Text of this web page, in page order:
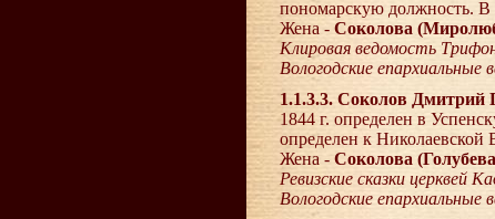
пономарскую должность.
Жена - Соколова
Клировая ведомость
Вологодские епархиальные
1.1.3.3. Соколов Дмитрий
1844 г. определен в
определен к Николаевской
Жена - Соколова
Ревизские сказки церквей
Вологодские епархиальные